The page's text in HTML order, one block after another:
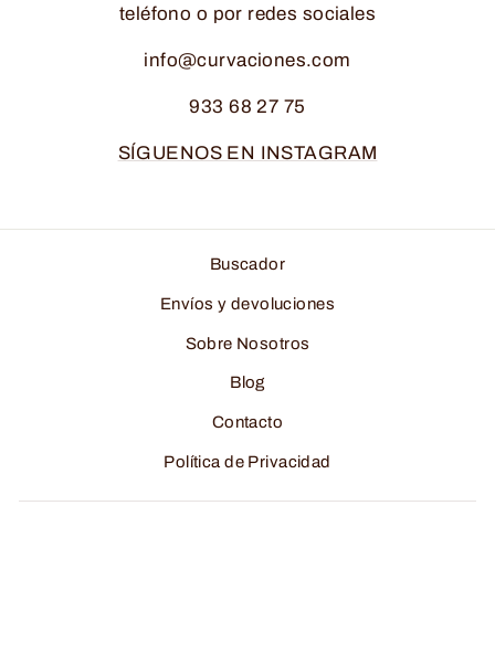
teléfono o por redes sociales
info@curvaciones.com
933 68 27 75
SÍGUENOS EN INSTAGRAM
Buscador
Envíos y devoluciones
Sobre Nosotros
Blog
Contacto
Política de Privacidad